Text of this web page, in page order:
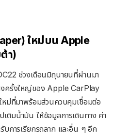
ใหม่บน Apple
า)
ช่วงเดือนมิถุนายนที่ผ่านมา
งครั้งใหญ่ของ Apple CarPlay
หม่ที่มาพร้อมส่วนควบคุมเชื่อมต่อ
ติมน้ำมัน ให้ข้อมูลการเดินทาง ค่า
บการเรียกรถลาก และอื่น ๆ อีก